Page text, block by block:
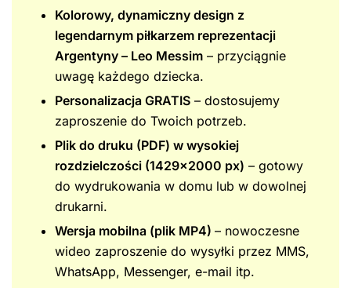
Kolorowy, dynamiczny design z
legendarnym piłkarzem reprezentacji
Argentyny – Leo Messim – przyciągnie
uwagę każdego dziecka.
Personalizacja GRATIS – dostosujemy
zaproszenie do Twoich potrzeb.
Plik do druku (PDF) w wysokiej
rozdzielczości (1429×2000 px) – gotowy
do wydrukowania w domu lub w dowolnej
drukarni.
Wersja mobilna (plik MP4) – nowoczesne
wideo zaproszenie do wysyłki przez MMS,
WhatsApp, Messenger, e-mail itp.